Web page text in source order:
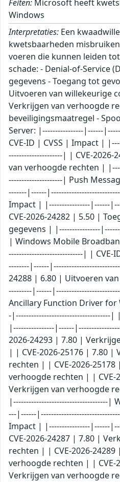
Feiten: Microsoft heeft
Windows
Interpretaties: Een kwaadwillende kan de kwetsbaarheden misbruiken om aanvallen uit te voeren die kunnen leiden tot de volgende categorieën schade: - Denial-of-Service (DoS) - Manipulatie van gegevens - Toegang tot gevoelige gegevens - Uitvoeren van willekeurige code (gebruikersrechten) - Verkrijgen van verhoogde rechten - Omzeilen van een beveiligingsmaatregel - Spoofing ``` Windows File Server: |----------------|------|-------------------------------------| | CVE-ID | CVSS | Impact | |----------------|------|-------------------------------------| | CVE-2026-24283 | 8.80 | Verkrijgen van verhoogde rechten | |----------------|------|-------------------------------------| Push Message Routing Service: |----------------|------|-------------------------------------| | CVE-ID | CVSS | Impact | |----------------|------|-------------------------------------| | CVE-2026-24282 | 5.50 | Toegang tot gevoelige gegevens | |----------------|------|-------------------------------------| Windows Mobile Broadband: |----------------|------|-------------------------------------| | CVE-ID | CVSS | Impact | |----------------|------|-------------------------------------| | CVE-2026-24288 | 6.80 | Uitvoeren van willekeurige code | |----------------|------|-------------------------------------| Windows Ancillary Function Driver for WinSock: |----------------|------|-------------------------------------| | CVE-ID | CVSS | Impact | |----------------|------|-------------------------------------| | CVE-2026-24293 | 7.80 | Verkrijgen van verhoogde rechten | | CVE-2026-25176 | 7.80 | Verkrijgen van verhoogde rechten | | CVE-2026-25178 | 7.00 | Verkrijgen van verhoogde rechten | | CVE-2026-25179 | 7.00 | Verkrijgen van verhoogde rechten | |----------------|------|-------------------------------------| Windows Kernel: |----------------|------|-------------------------------------| | CVE-ID | CVSS | Impact | |----------------|------|-------------------------------------| | CVE-2026-24287 | 7.80 | Verkrijgen van verhoogde rechten | | CVE-2026-24289 | 7.80 | Verkrijgen van verhoogde rechten | | CVE-2026-26132 | 7.80 | Verkrijgen van verhoogde rechten | |----------------|------|-------------------------------------| Windows Print Spooler Components: |----------------|------|-------------------------------------| | CVE-ID | CVSS | Impact | |----------------|------|-------------------------------------| | CVE-2026-23669 | 8.80 | Uitvoeren van willekeurige code | |----------------|------|-------------------------------------| Microsoft Brokering File System: |----------------|------|-------------------------------------| | CVE-ID | CVSS | Impact | |----------------|------|-------------------------------------| | CVE-2026-25167 | 7.40 | Verkrijgen van verhoogde rechten | |----------------|------|-------------------------------------| Windows Resilient File System (ReFS): |----------------|------|-------------------------------------| | CVE-ID | CVSS | Impact | |----------------|------|-------------------------------------| | CVE-2026-23673 | 7.80 | Verkrijgen van verhoogde rechten | |----------------|------|-------------------------------------| Windows Telephony Service: |----------------|------|-------------------------------------| | CVE-ID | CVSS | Impact | |----------------|------|-------------------------------------| | CVE-2026-25188 | 8.80 | Verkrijgen van verhoogde rechten | |----------------|------|-------------------------------------| Microsoft Graphics Component: |----------------|------|-------------------------------------| | CVE-ID | CVSS | Impact | |----------------|------|-------------------------------------| | CVE-2026-23668 | 7.00 | Verkrijgen van verhoogde rechten | | CVE-2026-25168 | 6.20 | Denial-of-Service | | CVE-2026-25169 | 6.20 | Denial-of-Service | | CVE-2026-25180 | 5.50 | Toegang tot gevoelige gegevens | |----------------|------|-------------------------------------| Broadcast DVR: |----------------|------|-------------------------------------| | CVE-ID | CVSS | Impact | |----------------|------|-------------------------------------| | CVE-2026-23667 | 7.00 | Verkrijgen van verhoogde rechten | |----------------|------|-------------------------------------| Windows Performance Counters: |----------------|------|-------------------------------------| | CVE-ID | CVSS | Impact | |----------------|------|-------------------------------------| | CVE-2026-25165 | 7.80 | Verkrijgen van verhoogde rechten | |----------------|------|-------------------------------------| Windows System Image Manager: |----------------|------|-------------------------------------| | CVE-ID | CVSS | Impact | |----------------|------|-------------------------------------| | CVE-2026-25166 | 7.80 | Uitvoeren van willekeurige code | |----------------|------